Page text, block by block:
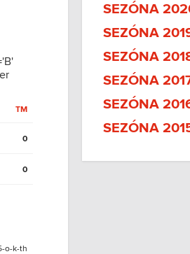
TM
0
0
o-k-th
SEZÓNA
SEZÓNA
SEZÓNA
SEZÓNA
SEZÓNA
SEZÓNA